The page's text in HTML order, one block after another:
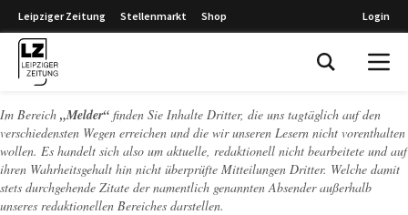
Leipziger Zeitung Stellenmarkt Shop Login
Im Bereich „Melder“ finden Sie Inhalte Dritter, die uns tagtäglich auf den
verschiedensten Wegen erreichen und die wir unseren Lesern nicht vorenthalten
wollen. Es handelt sich also um aktuelle, redaktionell nicht bearbeitete und auf
ihren Wahrheitsgehalt hin nicht überprüfte Mitteilungen Dritter. Welche damit
stets durchgehende Zitate der namentlich genannten Absender außerhalb
unseres redaktionellen Bereiches darstellen.